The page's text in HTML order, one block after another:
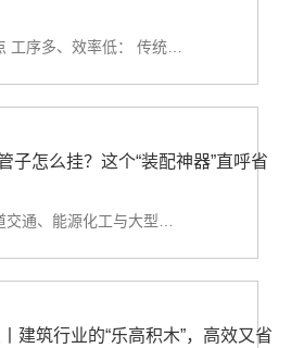
子怎么挂？这个“装配神器”直呼省
建筑行业的“乐高积木”，高效又省